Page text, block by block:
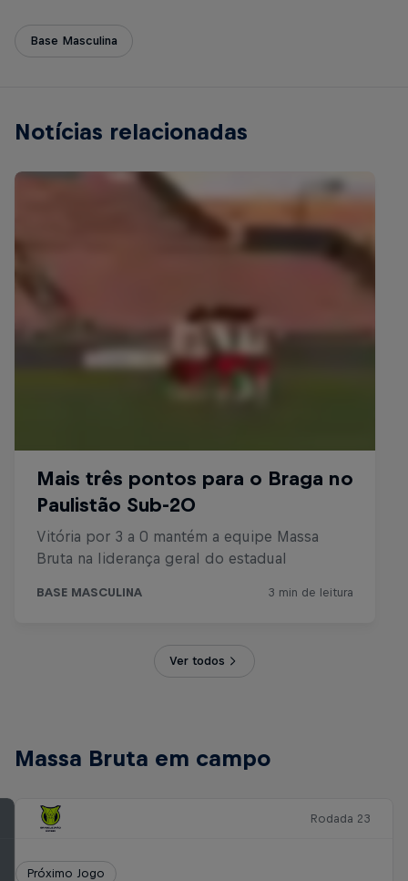
Base Masculina
Notícias relacionadas
Ver todos
Massa Bruta em campo
Rodada 23
Próximo Jogo